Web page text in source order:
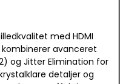
med HDMI
avanceret
og Jitter Elimination for
detaljer og